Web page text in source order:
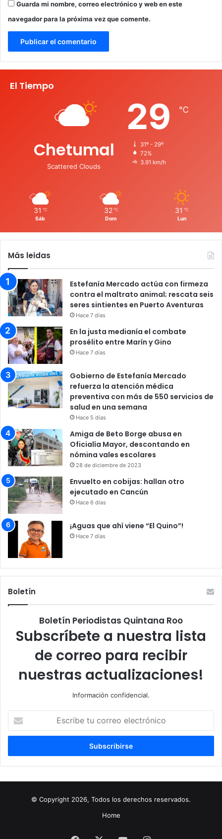
Guarda mi nombre, correo electrónico y web en este
navegador para la próxima vez que comente.
El Tiempo
Chetumal
Scattered Clouds
29 ℃
31º - 29º
72%
3.91 km/h
31 ℃
Sáb
32 ℃
Dom
31 ℃
Lun
Más leidas
Estefanía Mercado actúa con firmeza
contra el maltrato animal; rescata seis
seres sintientes en Puerto Aventuras
Hace 7 días
En la justa medianía el combate
prosélito entre Marín y Gino
Hace 7 días
Gobierno de Estefanía Mercado
refuerza la atención médica
preventiva con más de 550 servicios de
salud en una semana
Hace 5 días
Amiga de Beto Borge abusa en
Oficialía Mayor, descontando en
nómina vales escolares
28 de diciembre de 2023
Envuelto en cobijas: hallan otro
ejecutado en Cancún
Hace 6 días
¡Aguas que ahí viene “El Quino”!
Hace 7 días
Boletín
Boletín Periodistas Quintana Roo
Subscríbete a nuestra lista
de correo para recibir
nuestras actualizaciones!
Información confidencial.
correo
© Copyright 2026, Todos los derechos reservados.
Home